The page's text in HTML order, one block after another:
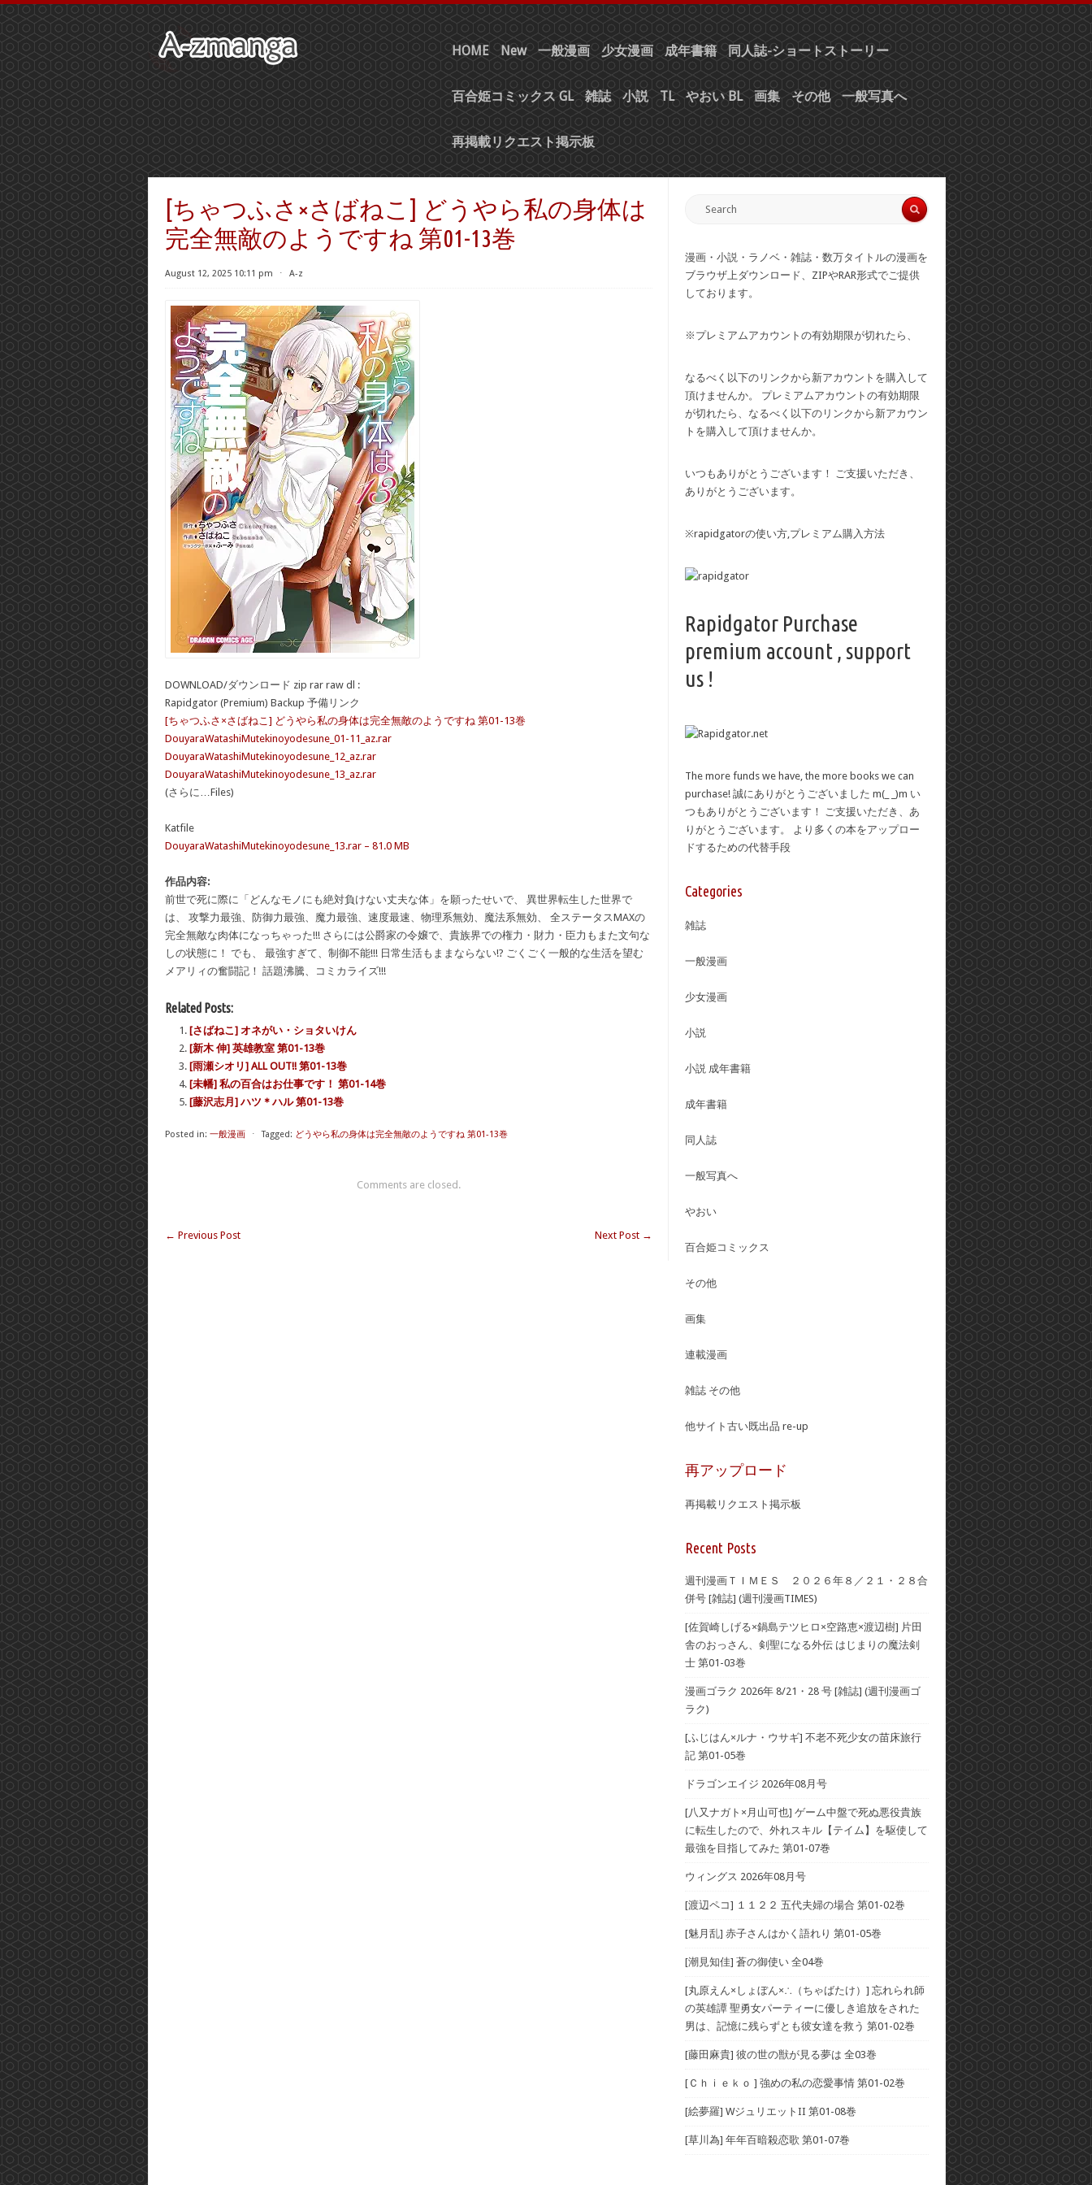
HOME New 一般漫画 少女漫画 成年書籍 同人誌-ショートストーリー
百合姫コミックス GL 雑誌 小説 TL やおい BL 画集 その他 一般写真へ
再掲載リクエスト掲示板
[ちゃつふさ×さばねこ] どうやら私の身体は
完全無敵のようですね 第01-13巻
August 12, 2025 10:11 pm ⋅ A-z
DOWNLOAD/ダウンロード zip rar raw dl :
Rapidgator (Premium) Backup 予備リンク
[ちゃつふさ×さばねこ] どうやら私の身体は完全無敵のようですね 第01-13巻
DouyaraWatashiMutekinoyodesune_01-11_az.rar
DouyaraWatashiMutekinoyodesune_12_az.rar
DouyaraWatashiMutekinoyodesune_13_az.rar
(さらに…Files)
Katfile
DouyaraWatashiMutekinoyodesune_13.rar – 81.0 MB
作品内容:
前世で死に際に「どんなモノにも絶対負けない丈夫な体」を願ったせいで、 異世界転生した世界で
は、 攻撃力最強、防御力最強、魔力最強、速度最速、物理系無効、魔法系無効、 全ステータスMAXの
完全無敵な肉体になっちゃった!!! さらには公爵家の令嬢で、貴族界での権力・財力・臣力もまた文句な
しの状態に！ でも、 最強すぎて、制御不能!!! 日常生活もままならない!? ごくごく一般的な生活を望む
メアリィの奮闘記！ 話題沸騰、コミカライズ!!!
Related Posts:
[さばねこ] オネがい・ショタいけん
[新木 伸] 英雄教室 第01-13巻
[雨瀬シオリ] ALL OUT!! 第01-13巻
[未幡] 私の百合はお仕事です！ 第01-14巻
[藤沢志月] ハツ＊ハル 第01-13巻
Posted in: 一般漫画 ⋅ Tagged: どうやら私の身体は完全無敵のようですね 第01-13巻
Comments are closed.
← Previous Post Next Post →
漫画・小説・ラノベ・雑誌・数万タイトルの漫画を
ブラウザ上ダウンロード、ZIPやRAR形式でご提供
しております。
※プレミアムアカウントの有効期限が切れたら、
なるべく以下のリンクから新アカウントを購入して
頂けませんか。 プレミアムアカウントの有効期限
が切れたら、なるべく以下のリンクから新アカウン
トを購入して頂けませんか。
いつもありがとうございます！ ご支援いただき、
ありがとうございます。
※rapidgatorの使い方,プレミアム購入方法
Rapidgator Purchase
premium account , support
us !
The more funds we have, the more books we can
purchase! 誠にありがとうございました m(_ _)m い
つもありがとうございます！ ご支援いただき、あ
りがとうございます。 より多くの本をアップロー
ドするための代替手段
Categories
雑誌
一般漫画
少女漫画
小説
小説 成年書籍
成年書籍
同人誌
一般写真へ
やおい
百合姫コミックス
その他
画集
連載漫画
雑誌 その他
他サイト古い既出品 re-up
再アップロード
再掲載リクエスト掲示板
Recent Posts
週刊漫画ＴＩＭＥＳ ２０２６年８／２１・２８合
併号 [雑誌] (週刊漫画TIMES)
[佐賀崎しげる×鍋島テツヒロ×空路恵×渡辺樹] 片田
舎のおっさん、剣聖になる外伝 はじまりの魔法剣
士 第01-03巻
漫画ゴラク 2026年 8/21・28 号 [雑誌] (週刊漫画ゴ
ラク)
[ふじはん×ルナ・ウサギ] 不老不死少女の苗床旅行
記 第01-05巻
ドラゴンエイジ 2026年08月号
[八又ナガト×月山可也] ゲーム中盤で死ぬ悪役貴族
に転生したので、外れスキル【テイム】を駆使して
最強を目指してみた 第01-07巻
ウィングス 2026年08月号
[渡辺ペコ] １１２２ 五代夫婦の場合 第01-02巻
[魅月乱] 赤子さんはかく語れり 第01-05巻
[潮見知佳] 蒼の御使い 全04巻
[丸原えん×しょぼん×∴（ちゃばたけ）] 忘れられ師
の英雄譚 聖勇女パーティーに優しき追放をされた
男は、記憶に残らずとも彼女達を救う 第01-02巻
[藤田麻貴] 彼の世の獣が見る夢は 全03巻
[Ｃｈｉｅｋｏ ] 強めの私の恋愛事情 第01-02巻
[絵夢羅] WジュリエットII 第01-08巻
[草川為] 年年百暗殺恋歌 第01-07巻